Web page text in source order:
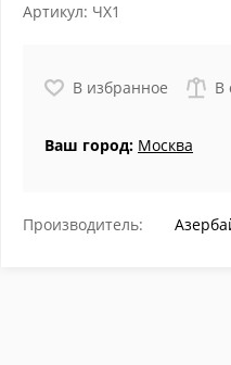
Артикул: ЧХ1
В избранное В
Ваш город: Москва
Производитель: